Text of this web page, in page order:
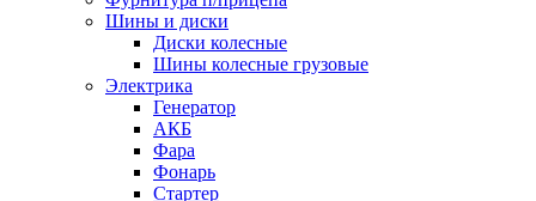
Шины и диски
Диски колесные
Шины колесные грузовые
Электрика
Генератор
АКБ
Фара
Фонарь
Стартер